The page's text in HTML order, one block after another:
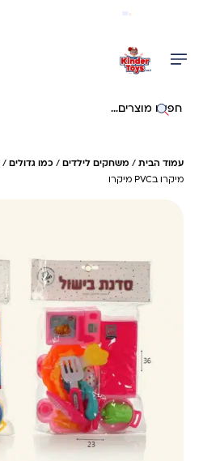
חיפוש באתר
עמוד הבית / משחקים לילדים / כמו גדולים /
מיקרו בPVC מיקרו